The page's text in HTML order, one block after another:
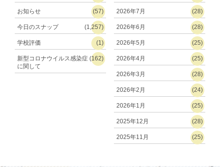
お知らせ (57)
今日のスナップ (1,257)
学校評価 (1)
新型コロナウイルス感染症
に関して
(162)
2026年7月 (28)
2026年6月 (28)
2026年5月 (25)
2026年4月 (25)
2026年3月 (28)
2026年2月 (24)
2026年1月 (25)
2025年12月 (28)
2025年11月 (25)